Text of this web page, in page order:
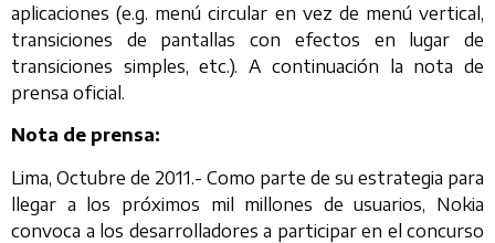
aplicaciones (e.g. menú circular en vez de menú vertical,
transiciones de pantallas con efectos en lugar de
transiciones simples, etc.). A continuación la nota de
prensa oficial.
Nota de prensa:
Lima, Octubre de 2011.- Como parte de su estrategia para
llegar a los próximos mil millones de usuarios, Nokia
convoca a los desarrolladores a participar en el concurso